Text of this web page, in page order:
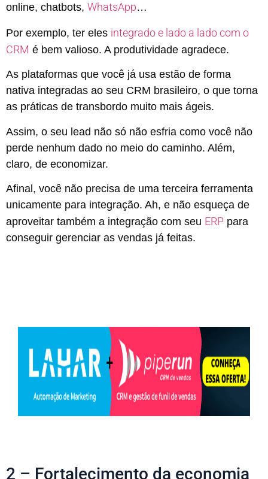
online, chatbots, WhatsApp…
Por exemplo, ter eles integrado e lado a lado com o
CRM é bem valioso. A produtividade agradece.
As plataformas que você já usa estão de forma
nativa integradas ao seu CRM brasileiro, o que torna
as práticas de transbordo muito mais ágeis.
Assim, o seu lead não só não esfria como você não
perde nenhum dado no meio do caminho. Além,
claro, de economizar.
Afinal, você não precisa de uma terceira ferramenta
unicamente para integração. Ah, e não esqueça de
aproveitar também a integração com seu ERP para
conseguir gerenciar as vendas já feitas.
2 – Fortalecimento da economia